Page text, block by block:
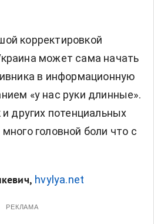
корректировкой
может сама начать
в информационную
«у нас руки длинные».
других потенциальных
головной боли что с
hvylya.net
РЕКЛАМА